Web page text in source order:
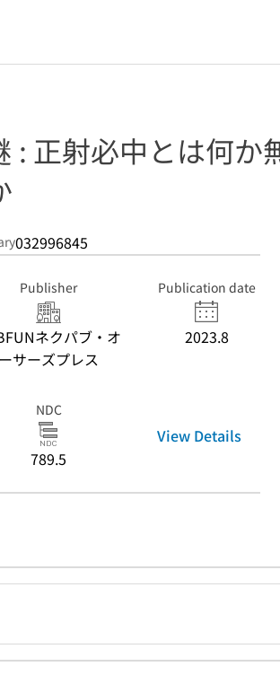
: 正射必中とは何か
032996845
Publisher
ネクパブ・オ
ーサーズプレス
Publication date
2023.8
NDC
789.5
View Details